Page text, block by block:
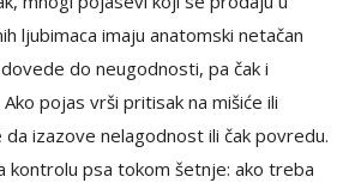
ljubimaca imaju anatomski netačan
do neugodnosti, pa čak i
pojas vrši pritisak na mišiće ili
izazove nelagodnost ili čak povredu.
kontrolu psa tokom šetnje: ako treba